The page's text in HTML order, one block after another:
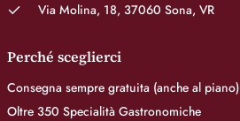
Via Molina, 18, 37060 Sona, VR
Perché sceglierci
Consegna sempre gratuita (anche al piano)
Oltre 350 Specialità Gastronomiche